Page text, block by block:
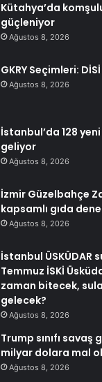
Kütahya’da
güçleniyor
Ağustos 8, 2026
GKRY Seçimleri:
Ağustos 8, 2026
İstanbul’da 128
geliyor
Ağustos 8, 2026
İzmir Güzelbahçe
kapsamlı gıda
Ağustos 8, 2026
İstanbul ÜSKÜDAR
Temmuz İSKİ
zaman bitecek,
gelecek?
Ağustos 8, 2026
Trump sınıfı savaş
milyar dolara mal
Ağustos 8, 2026